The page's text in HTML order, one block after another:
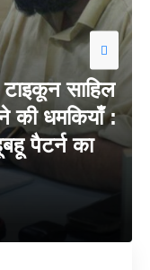
साहिल
की धमकियाँ :
पैटर्न का